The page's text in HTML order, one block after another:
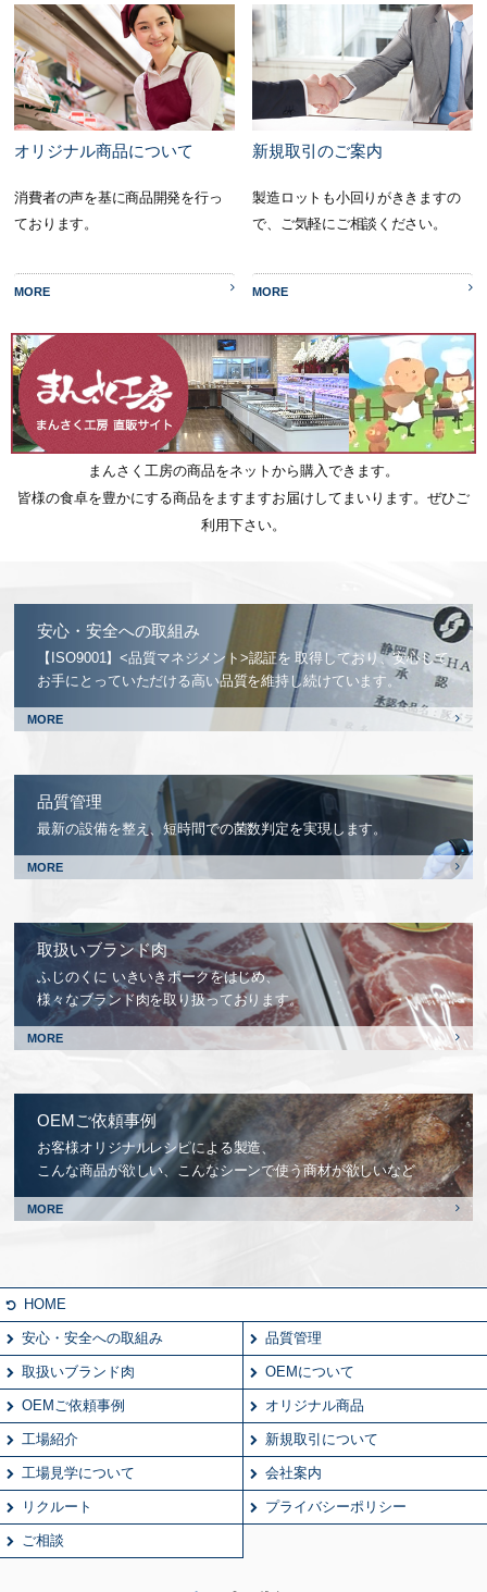
オリジナル商品について
消費者の声を基に商品開発を行っ
ております。
MORE
新規取引のご案内
製造ロットも小回りがききますの
で、ご気軽にご相談ください。
MORE
まんさく工房の商品をネットから購入できます。
皆様の食卓を豊かにする商品をますますお届けしてまいります。ぜひご
利用下さい。
安心・安全への取組み
【ISO9001】<品質マネジメント>認証を 取得しており、安心して
お手にとっていただける高い品質を維持し続けています。
MORE
品質管理
最新の設備を整え、短時間での菌数判定を実現します。
MORE
取扱いブランド肉
ふじのくに いきいきポークをはじめ、
様々なブランド肉を取り扱っております。
MORE
OEMご依頼事例
お客様オリジナルレシピによる製造、
こんな商品が欲しい、こんなシーンで使う商材が欲しいなど
MORE
HOME
安心・安全への取組み 品質管理
取扱いブランド肉 OEMについて
OEMご依頼事例 オリジナル商品
工場紹介 新規取引について
工場見学について 会社案内
リクルート プライバシーポリシー
ご相談